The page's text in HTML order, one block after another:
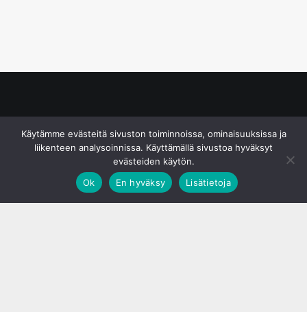
Käytämme evästeitä sivuston toiminnoissa, ominaisuuksissa ja
liikenteen analysoinnissa. Käyttämällä sivustoa hyväksyt
evästeiden käytön.
Ok
En hyväksy Lisätietoja